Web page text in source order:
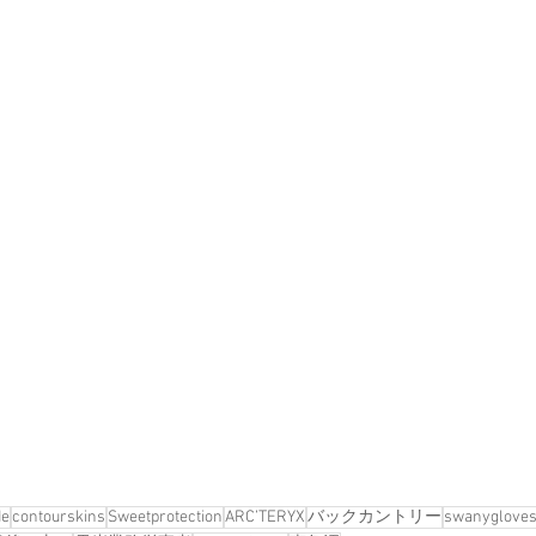
contourskins SweetprotectionARC’TERYXバックカントリー